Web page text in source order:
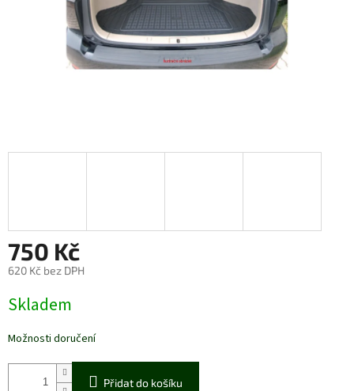
750 Kč
620 Kč bez DPH
cena:
Skladem
Možnosti doručení
Přidat do košíku